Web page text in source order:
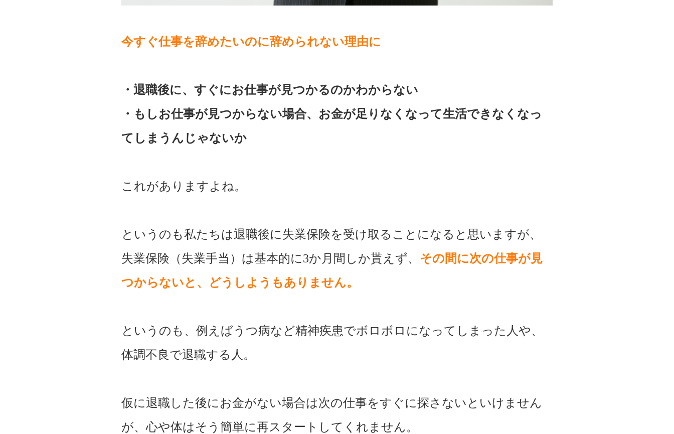
今すぐ仕事を辞めたいのに辞められない理由に
・退職後に、すぐにお仕事が見つかるのかわからない
・もしお仕事が見つからない場合、お金が足りなくなって生活できなくなっ
てしまうんじゃないか
これがありますよね。
というのも私たちは退職後に失業保険を受け取ることになると思いますが、
失業保険（失業手当）は基本的に3か月間しか貰えず、 その間に次の仕事が見
つからないと、どうしようもありません。
というのも、例えばうつ病など精神疾患でボロボロになってしまった人や、
体調不良で退職する人。
仮に退職した後にお金がない場合は次の仕事をすぐに探さないといけません
が、心や体はそう簡単に再スタートしてくれません。